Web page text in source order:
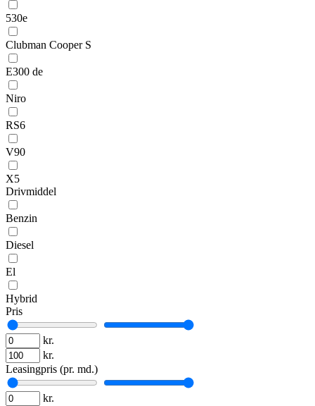
530e
Clubman Cooper S
E300 de
Niro
RS6
V90
X5
Drivmiddel
Benzin
Diesel
El
Hybrid
Pris
kr.
kr.
Leasingpris (pr. md.)
kr.